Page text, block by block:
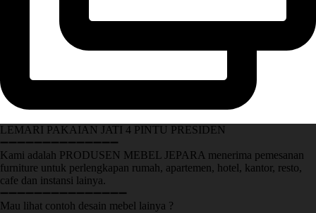
LEMARI PAKAIAN JATI 4 PINTU PRESIDEN
➖➖➖➖➖➖➖➖➖➖➖➖➖➖
Kami adalah PRODUSEN MEBEL JEPARA menerima pemesanan
furniture untuk perlengkapan rumah, apartemen, hotel, kantor, resto,
cafe dan instansi lainya.
➖➖➖➖➖➖➖➖➖➖➖➖➖➖➖
Mau lihat contoh desain mebel lainya ?